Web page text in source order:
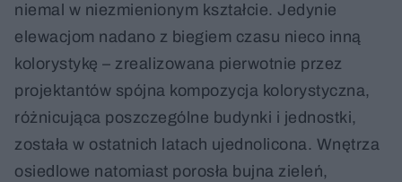
niemal w niezmienionym kształcie. Jedynie
elewacjom nadano z biegiem czasu nieco inną
kolorystykę – zrealizowana pierwotnie przez
projektantów spójna kompozycja kolorystyczna,
różnicująca poszczególne budynki i jednostki,
została w ostatnich latach ujednolicona. Wnętrza
osiedlowe natomiast porosła bujna zieleń,